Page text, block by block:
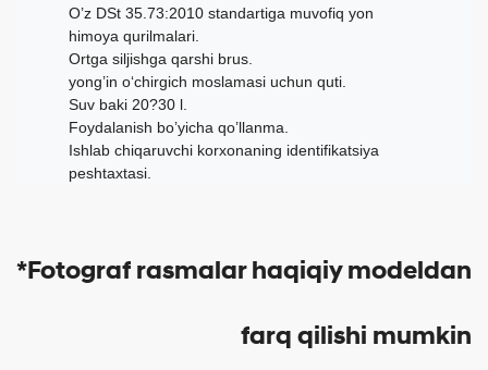
O’z DSt 35.73:2010 standartiga muvofiq yon
himoya qurilmalari.
Ortga siljishga qarshi brus.
yong’in o‘chirgich moslamasi uchun quti.
Suv baki 20?30 l.
Foydalanish bo’yicha qo’llanma.
Ishlab chiqaruvchi korxonaning identifikatsiya
peshtaxtasi.
*Fotograf rasmalar haqiqiy modeldan
farq qilishi mumkin